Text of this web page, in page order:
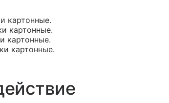
картонные.
картонные.
картонные.
картонные.